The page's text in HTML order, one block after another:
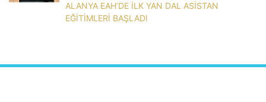
ALANYA EAH’DE İLK YAN DAL ASİSTAN
EĞİTİMLERİ BAŞLADI